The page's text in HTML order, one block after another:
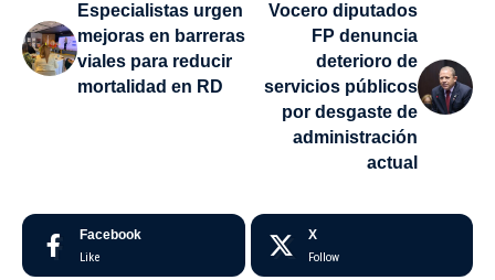
Especialistas urgen
mejoras en barreras
viales para reducir
mortalidad en RD
Vocero diputados
FP denuncia
deterioro de
servicios públicos
por desgaste de
administración
actual
Facebook
Like
X
Follow